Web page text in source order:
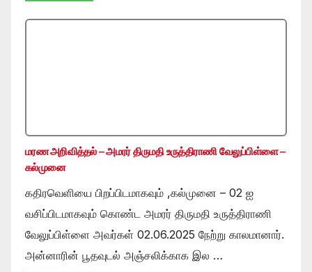
மரண அறிவித்தல் – அமரர் திருமதி உருத்திராணி வேலுப்பிள்ளை –
கல்முனை
கதிரவெளியை பிறப்பிடமாகவும் ,கல்முனை – 02 ஐ
வசிப்பிடமாகவும் கொண்ட அமரர் திருமதி உருத்திராணி
வேலுப்பிள்ளை அவர்கள் 02.06.2025 நேற்று காலமானார்.
அன்னாரின் பூதவுடல் அஞ்சலிக்காக இல …